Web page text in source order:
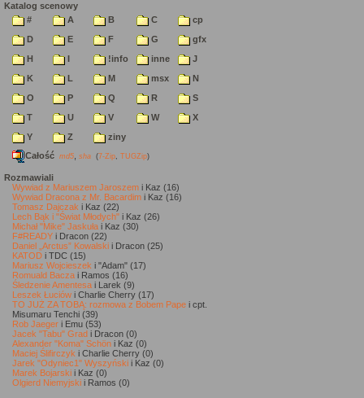
Katalog scenowy
#
A B C
cp
D
E F G
gfx
H
I !info inne
J
K
L M msx
N
O
P Q R
S
T
U V W
X
Y
Z
ziny
Całość md5 sha (7-Zip TUGZip)
Rozmawiali
Wywiad z Mariuszem Jaroszem i Kaz (16)
Wywiad Dracona z Mr. Bacardim i Kaz (16)
Tomasz Dajczak i Kaz (22)
Lech Bąk i "Świat Młodych" i Kaz (26)
Michał "Mike" Jaskuła i Kaz (30)
F#READY i Dracon (22)
Daniel „Arctus” Kowalski i Dracon (25)
KATOD i TDC (15)
Mariusz Wojcieszek i "Adam" (17)
Romuald Bacza i Ramos (16)
Śledzenie Amentesa i Larek (9)
Leszek Łuciów i Charlie Cherry (17)
TO JUŻ ZA TOBĄ: rozmowa z Bobem Pape i cpt.
Misumaru Tenchi (39)
Rob Jaeger i Emu (53)
Jacek "Tabu" Grad i Dracon (0)
Alexander "Koma" Schön i Kaz (0)
Maciej Ślifirczyk i Charlie Cherry (0)
Jarek "Odyniec1" Wyszyński i Kaz (0)
Marek Bojarski i Kaz (0)
Olgierd Niemyjski i Ramos (0)